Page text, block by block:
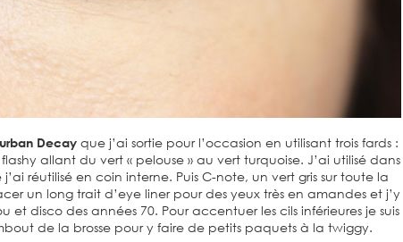
Decayque j’ai sortie pour l’occasion en utilisant trois fards :
flashy allant du vert « pelouse » au vert turquoise. J’ai utilisé dans
réutilisé en coin interne. Puis C-note, un vert gris sur toute la
un long trait d’eye liner pour des yeux très en amandes et j’y
et disco des années 70. Pour accentuer les cils inférieures je suis
de la brosse pour y faire de petits paquets à la twiggy.